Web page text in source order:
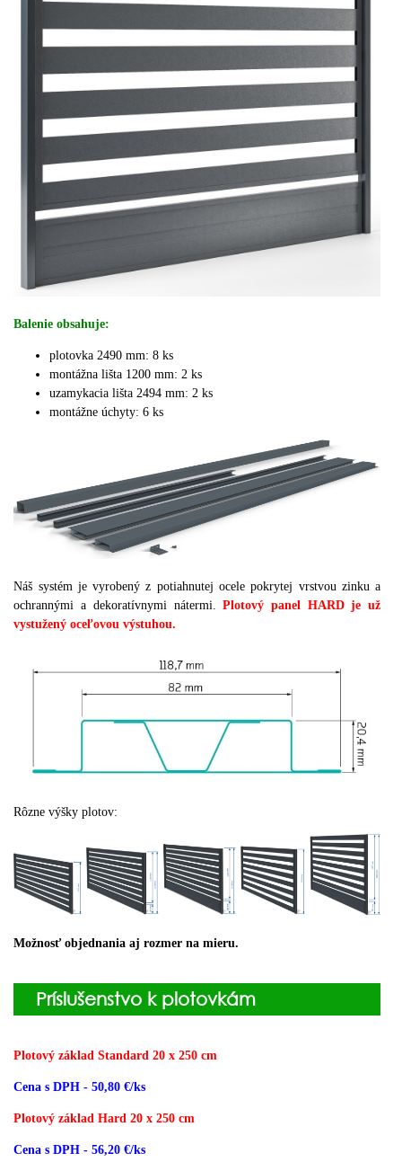
Balenie obsahuje:
plotovka 2490 mm: 8 ks
montážna lišta 1200 mm: 2 ks
uzamykacia lišta 2494 mm: 2 ks
montážne úchyty: 6 ks
Náš systém je vyrobený z potiahnutej ocele pokrytej vrstvou zinku a
ochrannými a dekoratívnymi nátermi.Plotový panel HARD je už
vystužený oceľovou výstuhou.
Rôzne výšky plotov:
Možnosť objednania aj rozmer na mieru.
Príslušenstvo k plotovkám
Plotový základ Standard 20 x 250 cm
Cena s DPH - 50,80 €/ks
Plotový základ Hard 20 x 250 cm
Cena s DPH - 56,20 €/ks